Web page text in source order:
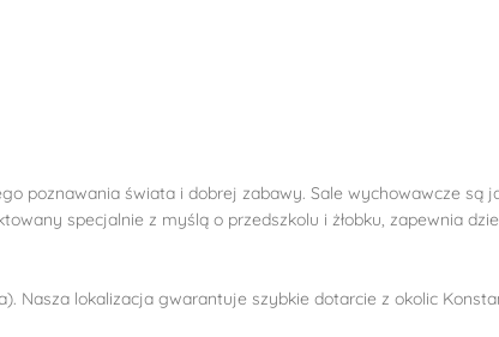
poznawania świata i dobrej zabawy. Sale wychowawcze są
specjalnie z myślą o przedszkolu i żłobku, zapewnia
Nasza lokalizacja gwarantuje szybkie dotarcie z okolic